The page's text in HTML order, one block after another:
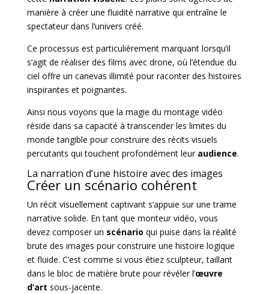
manière à créer une fluidité narrative qui entraîne le
spectateur dans l’univers créé.
Ce processus est particulièrement marquant lorsqu’il
s’agit de réaliser des films avec drone, où l’étendue du
ciel offre un canevas illimité pour raconter des histoires
inspirantes et poignantes.
Ainsi nous voyons que la magie du montage vidéo
réside dans sa capacité à transcender les limites du
monde tangible pour construire des récits visuels
percutants qui touchent profondément leur audience.
La narration d’une histoire avec des images
Créer un scénario cohérent
Un récit visuellement captivant s’appuie sur une trame
narrative solide. En tant que monteur vidéo, vous
devez composer un scénario qui puise dans la réalité
brute des images pour construire une histoire logique
et fluide. C’est comme si vous étiez sculpteur, taillant
dans le bloc de matière brute pour révéler l’œuvre
d’art sous-jacente.